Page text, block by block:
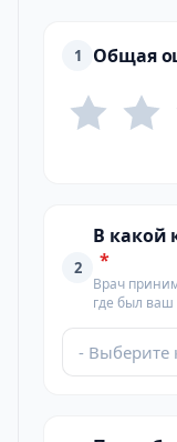
1 Общая
2
В какой
*
Врач
где был ваш
- Выберите